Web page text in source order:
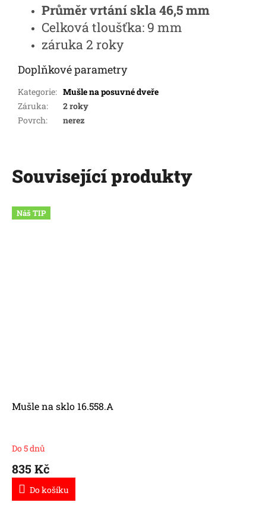
Průměr vrtání skla 46,5 mm
Celková tloušťka: 9 mm
záruka 2 roky
Doplňkové parametry
Kategorie: Mušle na posuvné dveře
Záruka:
2 roky
Povrch: nerez
Související produkty
Náš TIP
Mušle na sklo 16.558.A
Do 5 dnů
835 Kč
Do košíku